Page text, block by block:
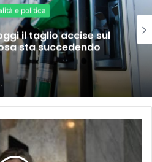
e politica
il taglio accise sul
sta succedendo